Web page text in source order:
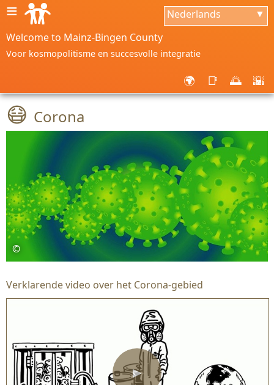
≡ Nederlands ▼
Welcome to Mainz-Bingen County
Voor kosmopolitisme en succesvolle integratie
🌍 📑 🌅 🌇
😷 Corona
©
Verklarende video over het Corona-gebied
▶